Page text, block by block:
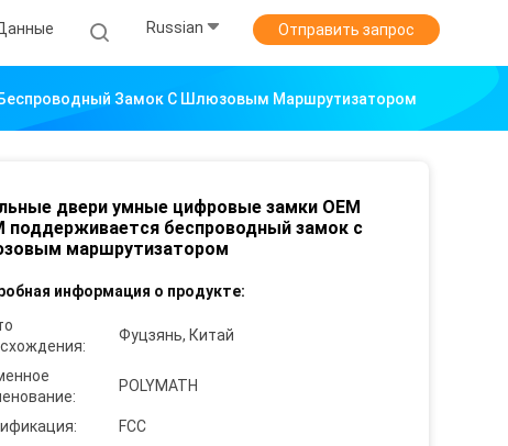
Russian Отправить запрос
Замок С Шлюзовым Маршрутизатором
двери умные цифровые замки OEM
поддерживается беспроводный замок с
маршрутизатором
информация о продукте:
Фуцзянь, Китай
POLYMATH
FCC